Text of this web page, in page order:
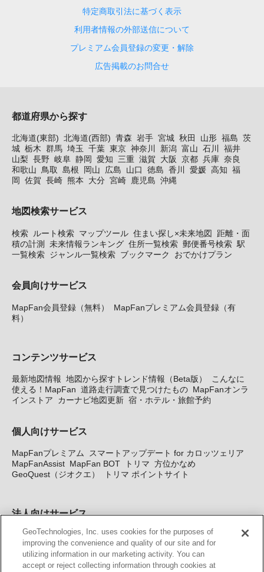
特定商取引法に基づく表示
利用者情報の外部送信について
プレミアム会員登録の変更・解除
広告掲載のお問合せ
都道府県から探す
北海道(東部) 北海道(西部) 青森 岩手 宮城 秋田 山形 福島 茨
城 栃木 群馬 埼玉 千葉 東京 神奈川 新潟 富山 石川
福井
山梨 長野 岐阜 静岡 愛知 三重 滋賀 大阪 京都 兵庫 奈良
和歌山
鳥取 島根 岡山 広島 山口 徳島 香川 愛媛 高知 福
岡
佐賀 長崎 熊本 大分 宮崎 鹿児島 沖縄
地図検索サービス
検索 ルート検索 マップツール 住まい探し×未来地図
距離・面
積の計測
未来情報ランキング 住所一覧検索 郵便番号検索 駅
一覧検索 ジャンル一覧検索 ブックマーク おでかけプラン
会員向けサービス
MapFan会員登録（無料）
MapFanプレミアム会員登録（有
料）
コンテンツサービス
最新地図情報 地図から探すトレンド情報（Beta版）
こんなに
使える！MapFan 道路走行調査で見つけたもの MapFanオンラ
インストア
カーナビ地図更新 宿・ホテル・旅館予約
個人向けサービス
MapFanプレミアム
スマートアップデート for カロッツェリア
MapFanAssist MapFan BOT トリマ 方位かなめ
GeoQuest（ジオクエ）
トリマ ポイントサイト
法人向けサービス
法人向け地図・位置情報サービス WEBサイト・システム向け地
図API Windows PC向け地図開発キット MapFan DB 住所確認
サービス
MAP WORLD+ トリマ広告 Geo-Research
GeoTechnologies, Inc. uses cookies for the purposes of
improving the convenience and quality of our site and for
utilizing information in our marketing activity. You can
accept or reject collecting information through cookies at